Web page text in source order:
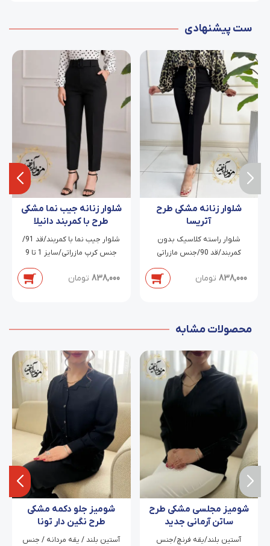
ست پیشنهادی
شلوار زنانه مشکی طرح
آتریسا
شلوار راسته کلاسیک بدون
کمربند/قد 90/جنس مازراتی
838,000 تومان
شلوار زنانه جیب نما مشکی
طرح با کمربند دانیلا
شلوار جیب نما با کمربند/قد 91/
جنس کرپ مازراتی/سایز 1 تا 9
838,000 تومان
محصولات مشابه
شومیز مجلسی مشکی طرح
ساتن آرمانی جدید
آستین بلند/یقه فرنچ/جنس
شومیز جلو دکمه مشکی
طرح نگین دار تونا
آستین بلند / یقه مردانه / جنس